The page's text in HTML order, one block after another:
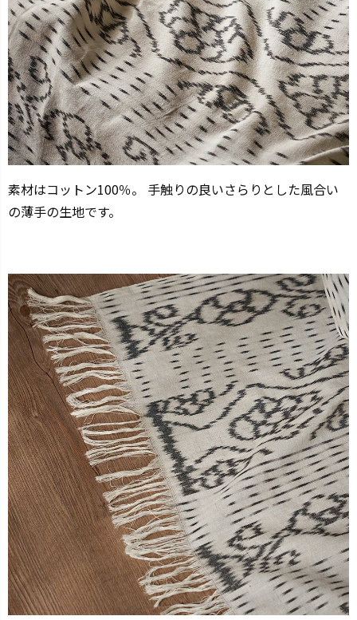
素材はコットン100％。 手触りの良いさらりとした風合い
の薄手の生地です。